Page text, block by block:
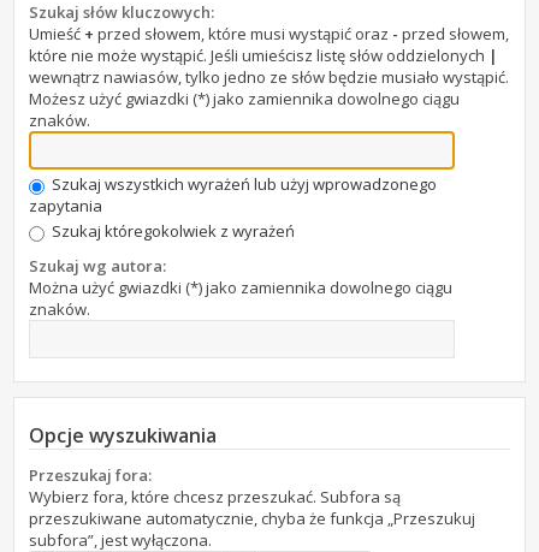
Szukaj słów kluczowych:
Umieść + przed słowem, które musi wystąpić oraz - przed słowem,
które nie może wystąpić. Jeśli umieścisz listę słów oddzielonych |
wewnątrz nawiasów, tylko jedno ze słów będzie musiało wystąpić.
Możesz użyć gwiazdki (*) jako zamiennika dowolnego ciągu
znaków.
Szukaj wszystkich wyrażeń lub użyj wprowadzonego
zapytania
Szukaj któregokolwiek z wyrażeń
Szukaj wg autora:
Można użyć gwiazdki (*) jako zamiennika dowolnego ciągu
znaków.
Opcje wyszukiwania
Przeszukaj fora:
Wybierz fora, które chcesz przeszukać. Subfora są
przeszukiwane automatycznie, chyba że funkcja „Przeszukuj
subfora”, jest wyłączona.